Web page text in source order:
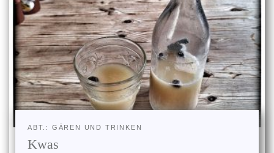
ABT.: GÄREN UND TRINKEN
Kwas